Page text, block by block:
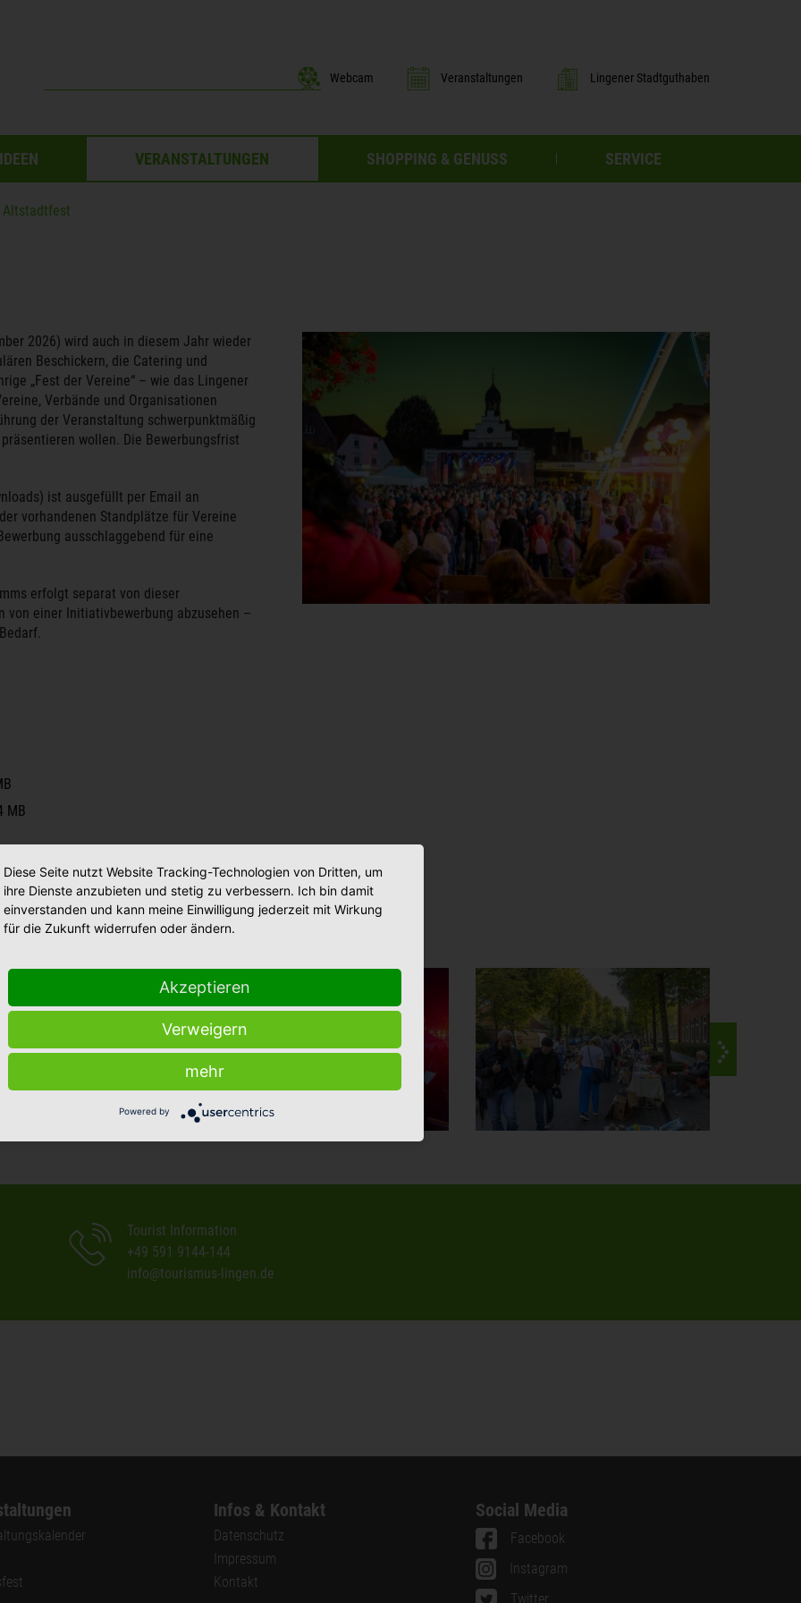
Webcam Veranstaltungen Lingener Stadtguthaben
VERANSTALTUNGEN SHOPPING & GENUSS SERVICE
Altstadtfest
2026) wird auch in diesem Jahr wieder
Beschickern, die Catering und
„Fest der Vereine“ – wie das Lingener
Verbände und Organisationen
der Veranstaltung schwerpunktmäßig
wollen. Die Bewerbungsfrist
ist ausgefüllt per Email an
vorhandenen Standplätze für Vereine
ausschlaggebend für eine
erfolgt separat von dieser
von einer Initiativbewerbung abzusehen –
MB
Altstadtfeste
Tourist Information
+49 591 9144-144
info@tourismus-lingen.de
Infos & Kontakt
Datenschutz
Impressum
Kontakt
Social Media
Facebook
Instagram
Twitter
Diese Seite nutzt Website Tracking-Technologien von Dritten, um
ihre Dienste anzubieten und stetig zu verbessern. Ich bin damit
einverstanden und kann meine Einwilligung jederzeit mit Wirkung
für die Zukunft widerrufen oder ändern.
Akzeptieren
Verweigern
mehr
Powered by